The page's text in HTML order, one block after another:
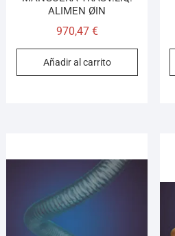
ALIMEN ØIN
970,47 €
Añadir al carrito